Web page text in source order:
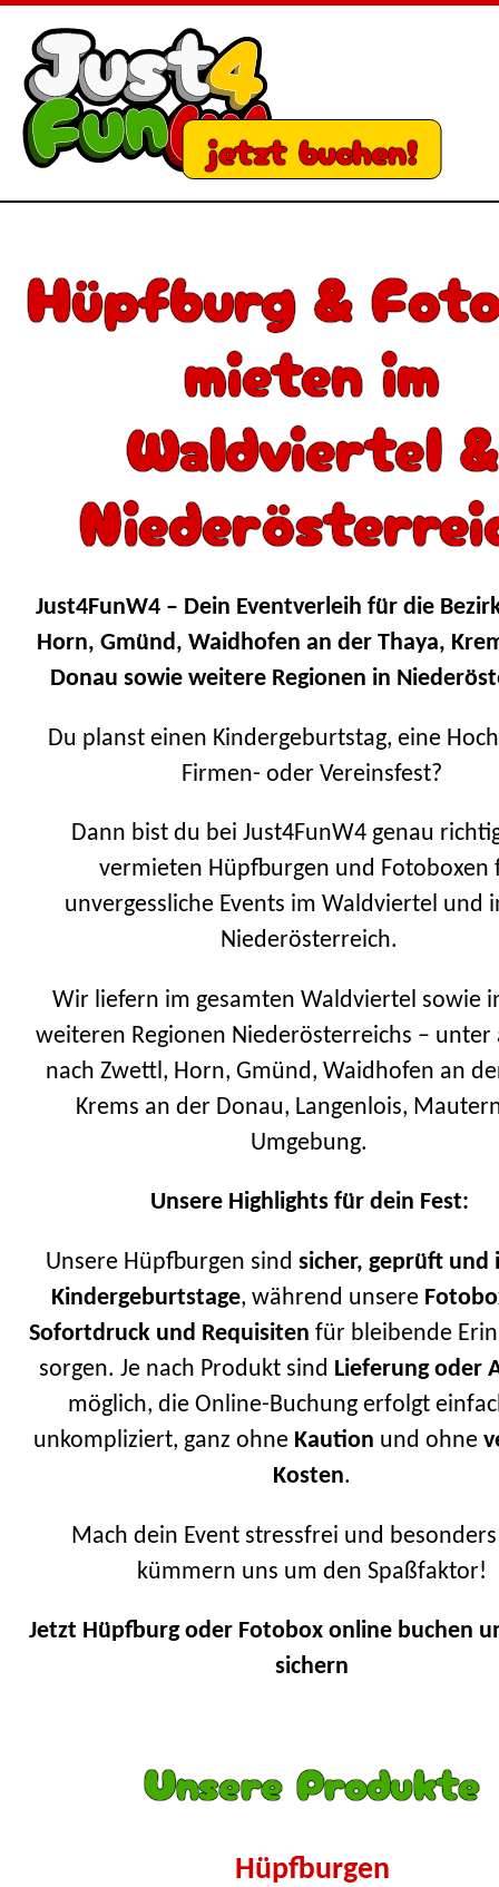
jetzt buchen!
Hüpfburg &
mieten im
Waldviertel &
Just4FunW4 – Dein Eventverleih für die
Horn, Gmünd, Waidhofen an der Thaya,
Donau sowie weitere Regionen in
Du planst einen Kindergeburtstag, eine
Firmen- oder Vereinsfest?
Dann bist du bei Just4FunW4 genau
vermieten Hüpfburgen und Fotoboxen
unvergessliche Events im Waldviertel und
Niederösterreich.
Wir liefern im gesamten Waldviertel sowie
weiteren Regionen Niederösterreichs – unter
nach Zwettl, Horn, Gmünd, Waidhofen an
Krems an der Donau, Langenlois,
Umgebung.
Unsere Highlights für dein Fest:
Unsere Hüpfburgen sind sicher, geprüft und
Kindergeburtstage, während unsere
Sofortdruck und Requisiten für bleibende
sorgen. Je nach Produkt sind Lieferung oder
möglich, die Online-Buchung erfolgt
unkompliziert, ganz ohne Kaution und ohne
Kosten.
Mach dein Event stressfrei und
kümmern uns um den Spaßfaktor!
Jetzt Hüpfburg oder Fotobox online buchen
sichern
Unsere Produkte
Hüpfburgen